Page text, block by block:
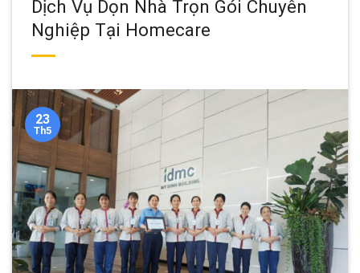
Dịch Vụ Dọn Nhà Trọn Gói Chuyên
Nghiệp Tại Homecare
23
Th5